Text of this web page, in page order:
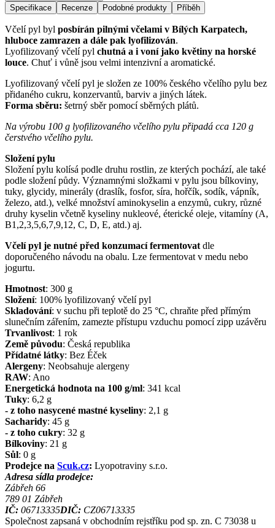
Specifikace
Recenze Podobné produkty Příběh
Včelí pyl byl posbírán pilnými včelami v Bílých Karpatech,
hluboce zamrazen a dále pak lyofilizován.
Lyofilizovaný včelí pyl chutná a i voní jako květiny na horské
louce. Chuť i vůně jsou velmi intenzivní a aromatické.
Lyofilizovaný včelí pyl je složen ze 100% českého včelího pylu bez
přidaného cukru, konzervantů, barviv a jiných látek.
Forma sběru: šetrný sběr pomocí sběrných plátů.
Na výrobu 100 g lyofilizovaného včelího pylu připadá cca 120 g
čerstvého včelího pylu.
Složení pylu
Složení pylu kolísá podle druhu rostlin, ze kterých pochází, ale také
podle složení půdy. Významnými složkami v pylu jsou bílkoviny,
tuky, glycidy, minerály (draslík, fosfor, síra, hořčík, sodík, vápník,
železo, atd.), velké množství aminokyselin a enzymů, cukry, různé
druhy kyselin včetně kyseliny nukleové, éterické oleje, vitamíny (A,
B1,2,3,5,6,7,9,12, C, D, E, atd.) aj.
Včelí pyl je nutné před konzumací fermentovat dle
doporučeného návodu na obalu. Lze fermentovat v medu nebo
jogurtu.
Hmotnost: 300 g
Složení: 100% lyofilizovaný včelí pyl
Skladování: v suchu při teplotě do 25 °C, chraňte před přímým
slunečním zářením, zamezte přístupu vzduchu pomocí zipp uzávěru
Trvanlivost: 1 rok
Země původu: Česká republika
Přídatné látky: Bez Éček
Alergeny: Neobsahuje alergeny
RAW: Ano
Energetická hodnota na 100 g/ml: 341 kcal
Tuky: 6,2 g
- z toho nasycené mastné kyseliny: 2,1 g
Sacharidy: 45 g
- z toho cukry: 32 g
Bílkoviny: 21 g
Sůl: 0 g
Prodejce na Scuk.cz: Lyopotraviny s.r.o.
Adresa sídla prodejce:
Zábřeh 66
789 01 Zábřeh
IČ: 06713335DIČ: CZ06713335
Společnost zapsaná v obchodním rejstříku pod sp. zn. C 73038 u